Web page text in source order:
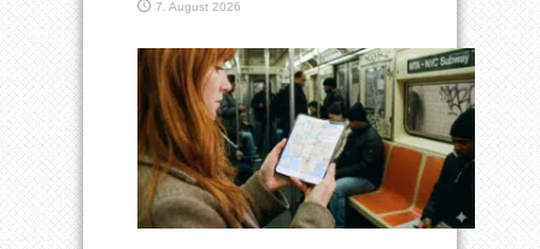
7. August 2026